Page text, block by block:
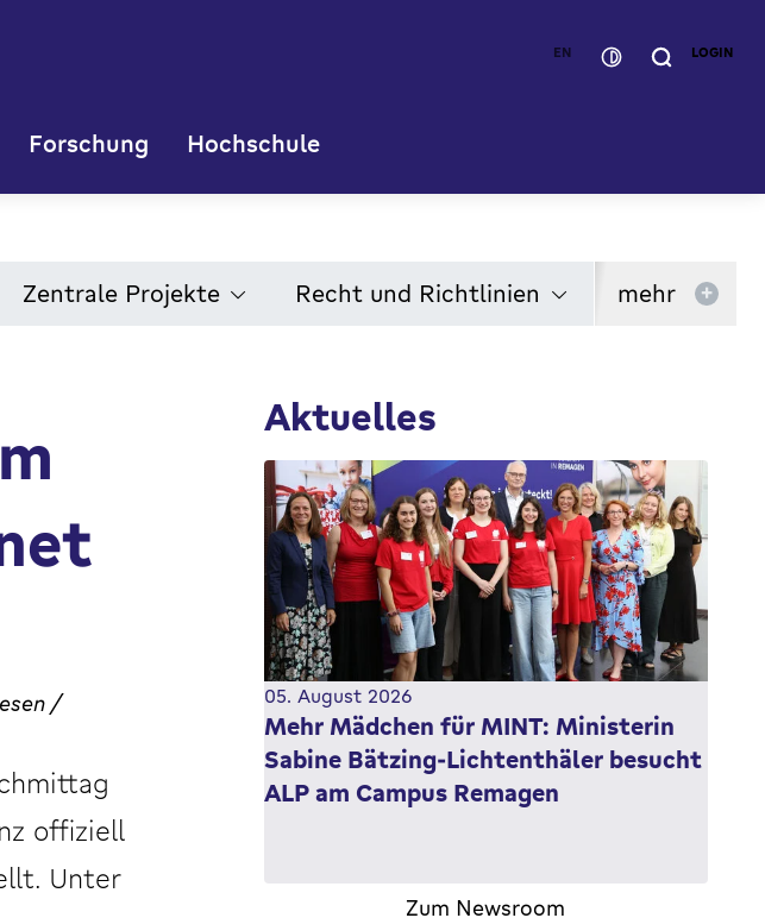
EN LOGIN
Forschung Hochschule
Zentrale Projekte Recht und Richtlinien mehr +
/
offiziell
Unter
Aktuelles
05. August 2026
Mehr Mädchen für MINT: Ministerin
Sabine Bätzing-Lichtenthäler besucht
ALP am Campus Remagen
Sommerreise der Ministerin für Arbeit, Soziales,
Zum Newsroom